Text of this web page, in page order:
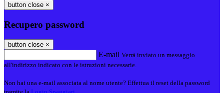
button close ×
Recupero password
button close ×
E-mail Verrà inviato un messaggio
all'indirizzo indicato con le istruzioni necessarie.
Non hai una e-mail associata al nome utente? Effettua il reset della password